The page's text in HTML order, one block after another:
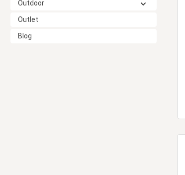
Outdoor
Outlet
Blog